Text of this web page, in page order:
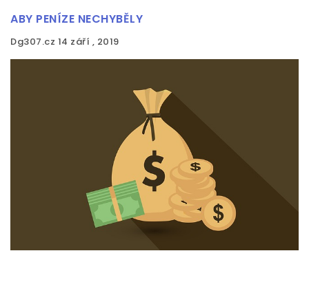
ABY PENÍZE NECHYBĚLY
Dg307.cz 14 září , 2019